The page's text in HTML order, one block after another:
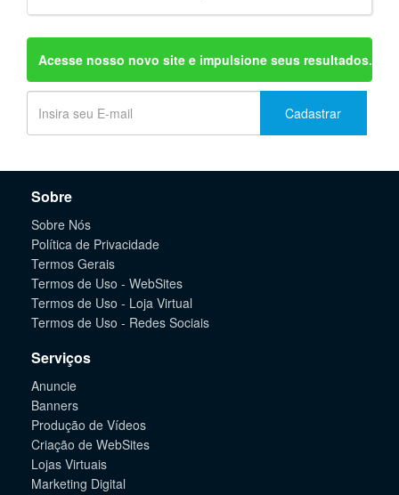
Acesse nosso novo site e impulsione seus resultados.
Cadastrar
Sobre
Sobre Nós
Política de Privacidade
Termos Gerais
Termos de Uso - WebSites
Termos de Uso - Loja Virtual
Termos de Uso - Redes Sociais
Serviços
Anuncie
Banners
Produção de Vídeos
Criação de WebSites
Lojas Virtuais
Marketing Digital